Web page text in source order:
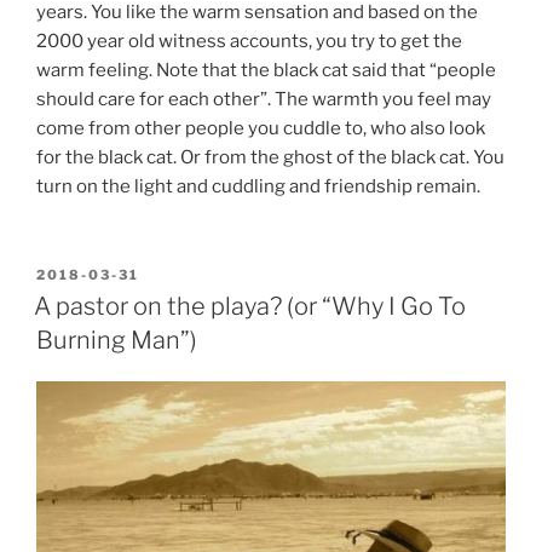
years. You like the warm sensation and based on the
2000 year old witness accounts, you try to get the
warm feeling. Note that the black cat said that “people
should care for each other”. The warmth you feel may
come from other people you cuddle to, who also look
for the black cat. Or from the ghost of the black cat. You
turn on the light and cuddling and friendship remain.
POSTED
ON
2018-03-31
A pastor on the playa? (or “Why I Go To
Burning Man”)